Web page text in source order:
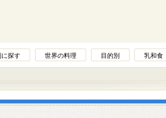
探す 世界の料理 目的別 乳和食